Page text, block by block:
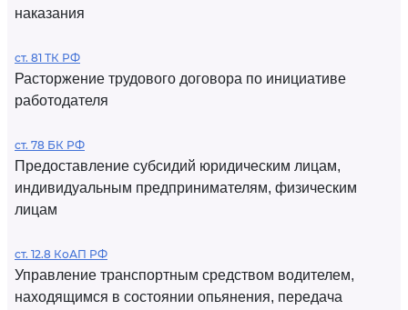
наказания
ст. 81 ТК РФ
Расторжение трудового договора по инициативе
работодателя
ст. 78 БК РФ
Предоставление субсидий юридическим лицам,
индивидуальным предпринимателям, физическим
лицам
ст. 12.8 КоАП РФ
Управление транспортным средством водителем,
находящимся в состоянии опьянения, передача